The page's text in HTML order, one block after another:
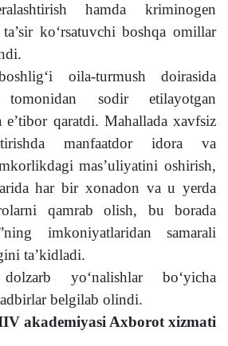
hamda kriminogen
ko‘rsatuvchi boshqa omillar
oila-turmush doirasida
sodir etilayotgan
e’tibor qaratdi. Mahallada xavfsiz
manfaatdor idora va
mas’uliyatini oshirish,
har bir xonadon va u yerda
qamrab olish, bu borada
imkoniyatlaridan samarali
ta’kidladi.
yo‘nalishlar bo‘yicha
belgilab olindi.
akademiyasi Axborot xizmati